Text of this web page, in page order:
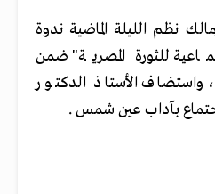
نظم الليلة الماضية ندوة
للثورة المصرية" ضمن
واستضاف الأستاذ الدكتور
بآداب عين شمس .